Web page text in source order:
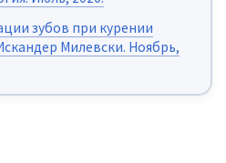
зубов при курении
Милевски. Ноябрь,